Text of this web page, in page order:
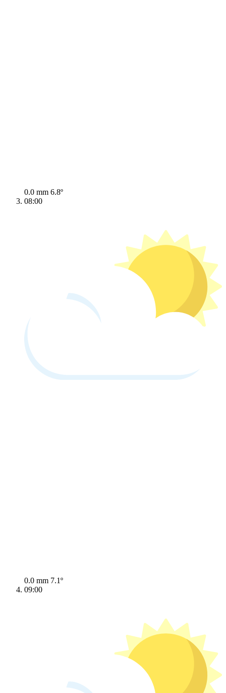
0.0 mm 6.8º
08:00
0.0 mm 7.1º
09:00